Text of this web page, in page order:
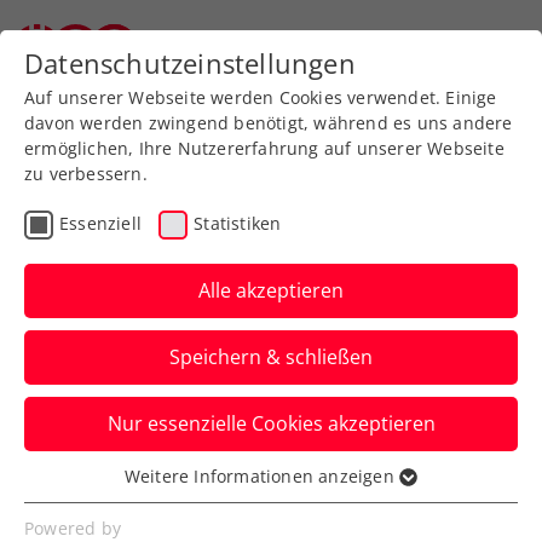
Zurück zur Newsübersicht
Rollstuhltennis
Das Programm der 36. s
Versicherung Austrian
Open 2025
Das erwartet Spieler:innen und Fans beim
internationalen Rollstuhltennisturnier in
Datenschutzeinstellungen
Auf unserer Webseite werden Cookies verwendet. Einige
davon werden zwingend benötigt, während es uns andere
ermöglichen, Ihre Nutzererfahrung auf unserer Webseite
zu verbessern.
Essenziell Statistiken
Alle akzeptieren
Speichern & schließen
Nur essenzielle Cookies akzeptieren
Essenziell
Essenzielle Cookies werden für grundlegende
Weitere Informationen anzeigen
Powered by